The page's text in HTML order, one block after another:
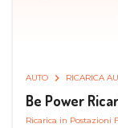
AUTO RICARICA
Be Power
Ricarica in Postazioni